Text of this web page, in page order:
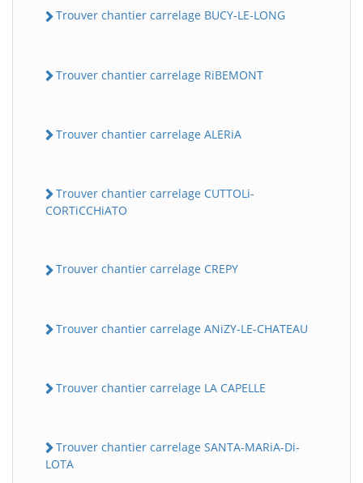
Trouver chantier carrelage BUCY-LE-LONG
Trouver chantier carrelage RiBEMONT
Trouver chantier carrelage ALERiA
Trouver chantier carrelage CUTTOLi-
CORTiCCHiATO
Trouver chantier carrelage CREPY
Trouver chantier carrelage ANiZY-LE-CHATEAU
Trouver chantier carrelage LA CAPELLE
Trouver chantier carrelage SANTA-MARiA-Di-
LOTA